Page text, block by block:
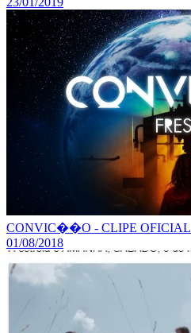
CONVIC��O - CLIPE OFICIAL
01/08/2018